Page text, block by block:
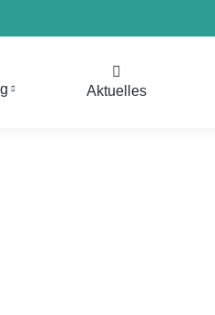
Aktuelles